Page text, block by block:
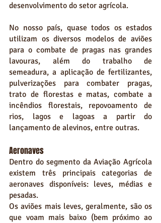
desenvolvimento do setor agrícola.
No nosso país, quase todos os estados
utilizam os diversos modelos de aviões
para o combate de pragas nas grandes
lavouras, além do
trabalho de
semeadura, a aplicação de fertilizantes,
pulverizações para combater pragas,
trato de florestas e matas, combate a
incêndios florestais, repovoamento de
rios, lagos e lagoas a partir do
lançamento de alevinos, entre outras.
Aeronaves
Dentro do segmento da Aviação Agrícola
existem três principais categorias de
aeronaves disponíveis: leves, médias e
pesadas.
Os aviões mais leves, geralmente, são os
que voam mais baixo (bem próximo ao